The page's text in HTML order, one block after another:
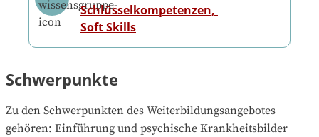
Schlüsselkompetenzen,
Soft Skills
Schwerpunkte
Zu den Schwerpunkten des Weiterbildungsangebotes
gehören: Einführung und psychische Krankheitsbilder